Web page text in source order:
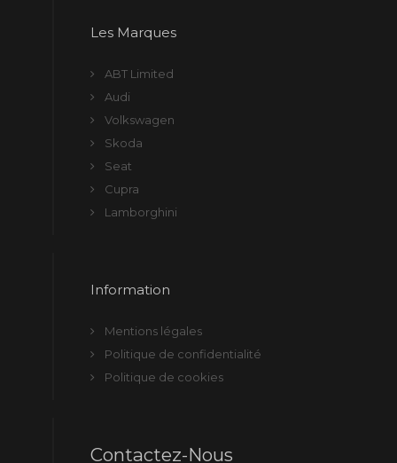
Les Marques
ABT Limited
Audi
Volkswagen
Skoda
Seat
Cupra
Lamborghini
Information
Mentions légales
Politique de confidentialité
Politique de cookies
Contactez-Nous